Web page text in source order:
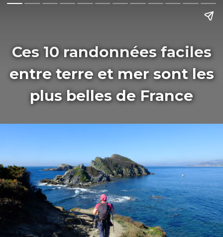
Ces 10 randonnées faciles
entre terre et mer sont les
plus belles de France